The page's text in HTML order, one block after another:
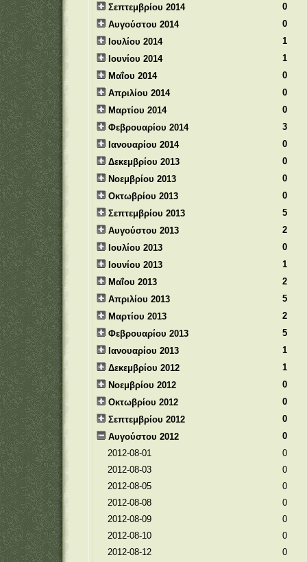
Σεπτεμβρίου 2014
0
Αυγούστου 2014
0
Ιουλίου 2014
1
Ιουνίου 2014
1
Μαΐου 2014
0
Απριλίου 2014
0
Μαρτίου 2014
0
Φεβρουαρίου 2014
3
Ιανουαρίου 2014
0
Δεκεμβρίου 2013
0
Νοεμβρίου 2013
0
Οκτωβρίου 2013
0
Σεπτεμβρίου 2013
5
Αυγούστου 2013
2
Ιουλίου 2013
0
Ιουνίου 2013
1
Μαΐου 2013
2
Απριλίου 2013
5
Μαρτίου 2013
2
Φεβρουαρίου 2013
5
Ιανουαρίου 2013
1
Δεκεμβρίου 2012
1
Νοεμβρίου 2012
0
Οκτωβρίου 2012
0
Σεπτεμβρίου 2012
0
Αυγούστου 2012
0
2012-08-01
0
2012-08-03
0
2012-08-05
0
2012-08-08
0
2012-08-09
0
2012-08-10
0
2012-08-12
0